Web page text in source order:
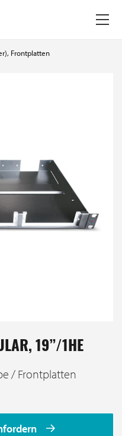
Frontplatten
19”/1HE
/ Frontplatten